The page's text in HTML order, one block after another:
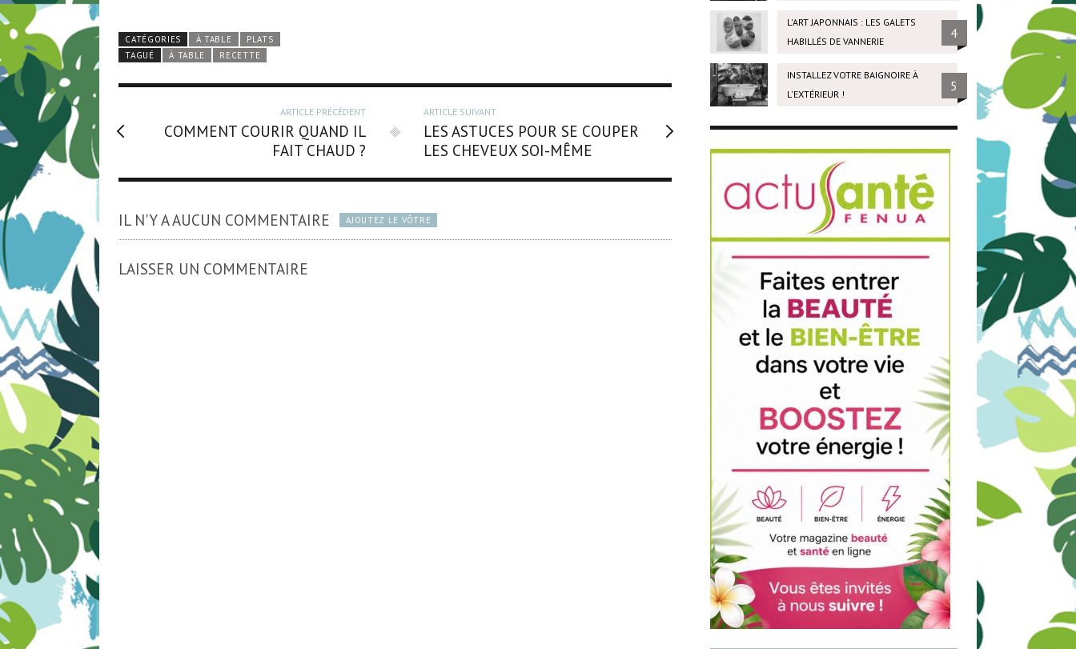
CATÉGORIES À TABLE
PLATS
TAGUÉ
À TABLE RECETTE
ARTICLE PRÉCÉDENT
COMMENT COURIR QUAND IL
FAIT CHAUD ?
ARTICLE SUIVANT
LES ASTUCES POUR SE COUPER
LES CHEVEUX SOI-MÊME
IL N'Y A AUCUN COMMENTAIRE AJOUTEZ LE VÔTRE
LAISSER UN COMMENTAIRE
L'ART JAPONNAIS : LES GALETS
HABILLÉS DE VANNERIE
4
INSTALLEZ VOTRE BAIGNOIRE À
L'EXTÉRIEUR !
5